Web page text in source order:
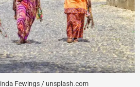
Fewings / unsplash.com